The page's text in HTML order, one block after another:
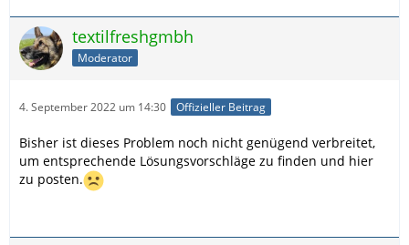
textilfreshgmbh
Moderator
4. September 2022 um 14:30 Offizieller Beitrag
Bisher ist dieses Problem noch nicht genügend verbreitet,
um entsprechende Lösungsvorschläge zu finden und hier
zu posten.